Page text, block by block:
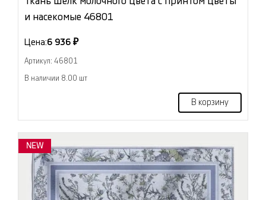
и насекомые 46801
Цена:6 936 ₽
Артикул: 46801
В наличии 8.00 шт
В корзину
NEW